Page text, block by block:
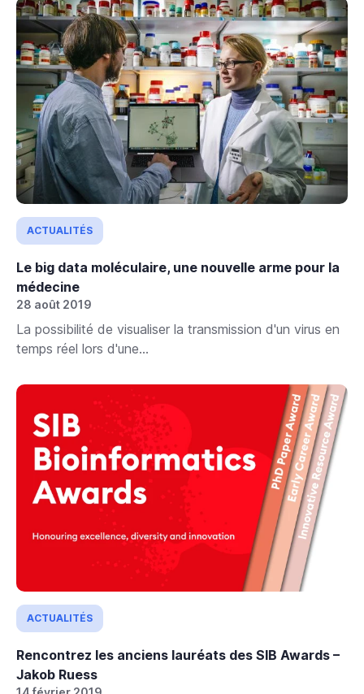
ACTUALITÉS
Le big data moléculaire, une nouvelle arme pour la
médecine
28 août 2019
La possibilité de visualiser la transmission d'un virus en
temps réel lors d'une...
ACTUALITÉS
Rencontrez les anciens lauréats des SIB Awards –
Jakob Ruess